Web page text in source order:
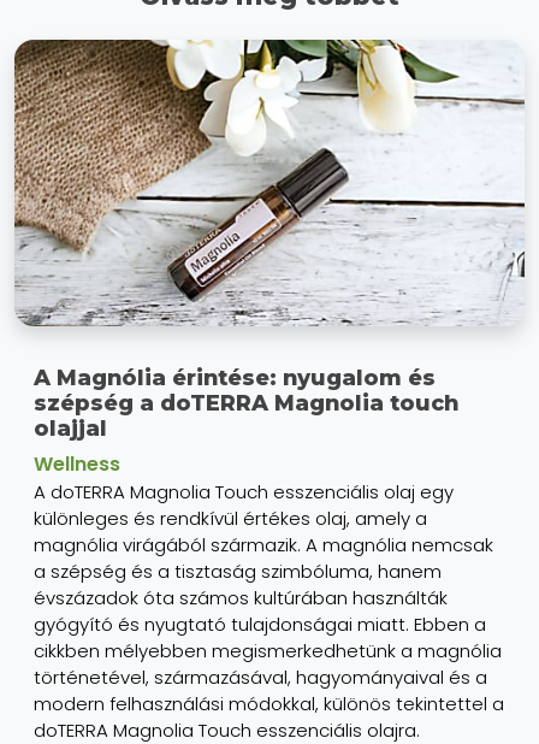
A Magnólia érintése: nyugalom és
szépség a doTERRA Magnolia touch
olajjal
Wellness
A doTERRA Magnolia Touch esszenciális olaj egy
különleges és rendkívül értékes olaj, amely a
magnólia virágából származik. A magnólia nemcsak
a szépség és a tisztaság szimbóluma, hanem
évszázadok óta számos kultúrában használták
gyógyító és nyugtató tulajdonságai miatt. Ebben a
cikkben mélyebben megismerkedhetünk a magnólia
történetével, származásával, hagyományaival és a
modern felhasználási módokkal, különös tekintettel a
doTERRA Magnolia Touch esszenciális olajra.